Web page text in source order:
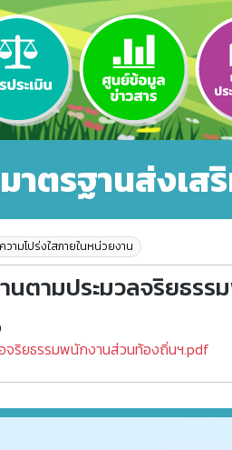
มาตรฐานส่งเส
ามโปร่งใสภายในหน่วยงาน
ตามประมวลจริยธร
จริยธรรมพนักงานส่วนท้องถิ่นฯ.pdf